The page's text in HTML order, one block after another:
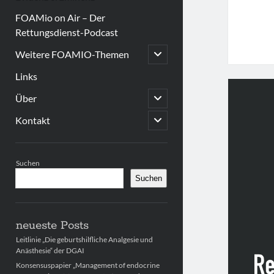
FOAMio on Air – Der
Rettungsdienst-Podcast
Weitere FOAMIO-Themen
open
child
Links
Über
open
child
menu
Kontakt
open
child
Suchen
Suchen
neueste Posts
Leitlinie „Die geburtshilfliche Analgesie und
Anästhesie“ der DGAI
Konsensuspapier „Management of endocrine